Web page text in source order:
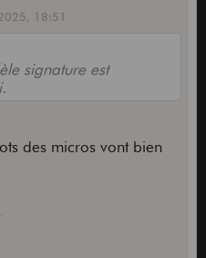
18:51
signature est
des micros vont bien